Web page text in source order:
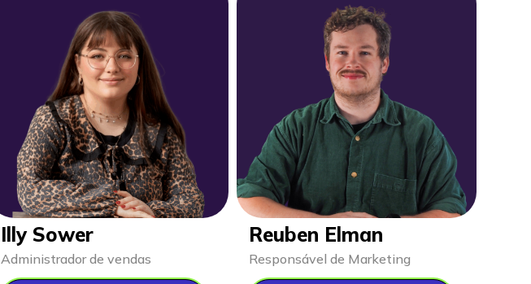
Illy Sower
Administrador de vendas
Reuben Elman
Responsável de Marketing